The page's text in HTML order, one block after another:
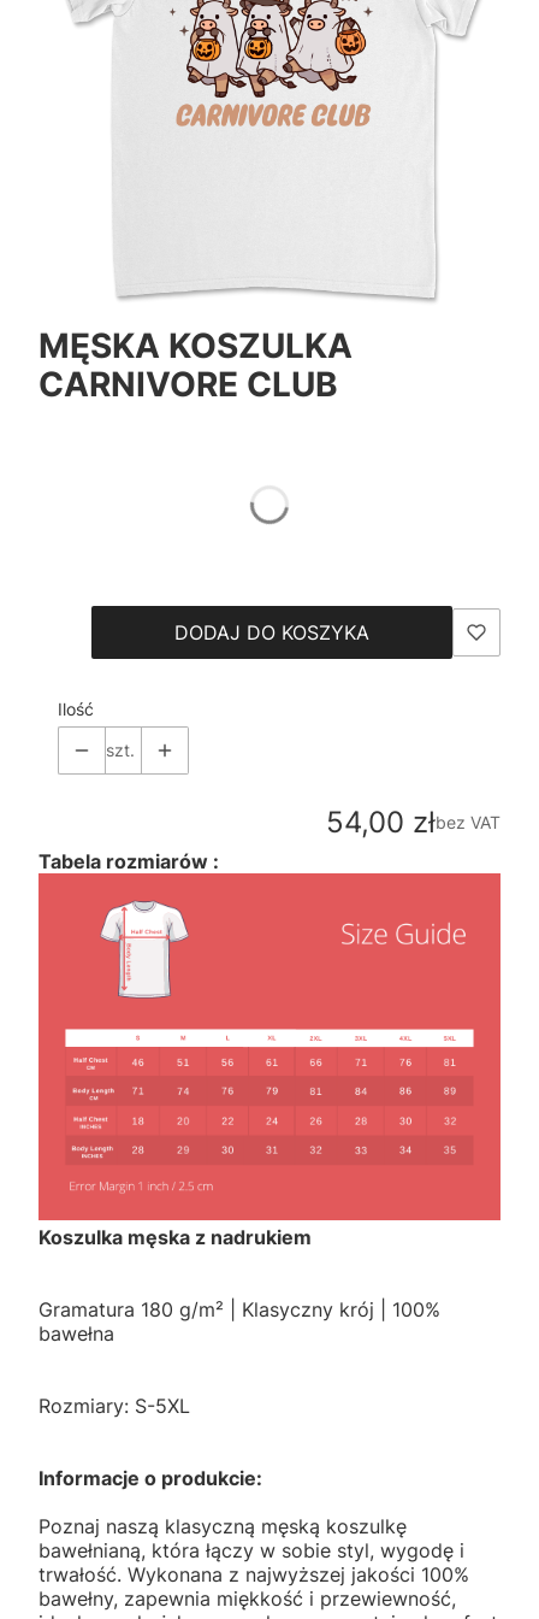
MĘSKA KOSZULKA
CARNIVORE CLUB
DODAJ DO KOSZYKA
Ilość
szt.
Cena
54,00 złbez VAT
Tabela rozmiarów :
Koszulka męska z nadrukiem
Gramatura 180 g/m² | Klasyczny krój | 100%
bawełna
Rozmiary: S-5XL
Informacje o produkcie:
Poznaj naszą klasyczną męską koszulkę
bawełnianą, która łączy w sobie styl, wygodę i
trwałość. Wykonana z najwyższej jakości 100%
bawełny, zapewnia miękkość i przewiewność,